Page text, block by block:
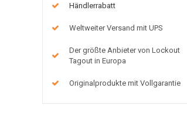
Händlerrabatt
Weltweiter Versand mit UPS
Der größte Anbieter von Lockout
Tagout in Europa
Originalprodukte mit Vollgarantie